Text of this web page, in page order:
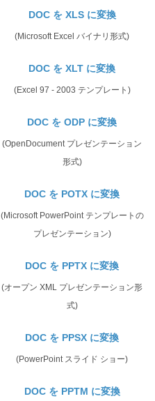
DOC を XLS に変換
(Microsoft Excel バイナリ形式)
DOC を XLT に変換
(Excel 97 - 2003 テンプレート)
DOC を ODP に変換
(OpenDocument プレゼンテーション
形式)
DOC を POTX に変換
(Microsoft PowerPoint テンプレートの
プレゼンテーション)
DOC を PPTX に変換
(オープン XML プレゼンテーション形
式)
DOC を PPSX に変換
(PowerPoint スライド ショー)
DOC を PPTM に変換